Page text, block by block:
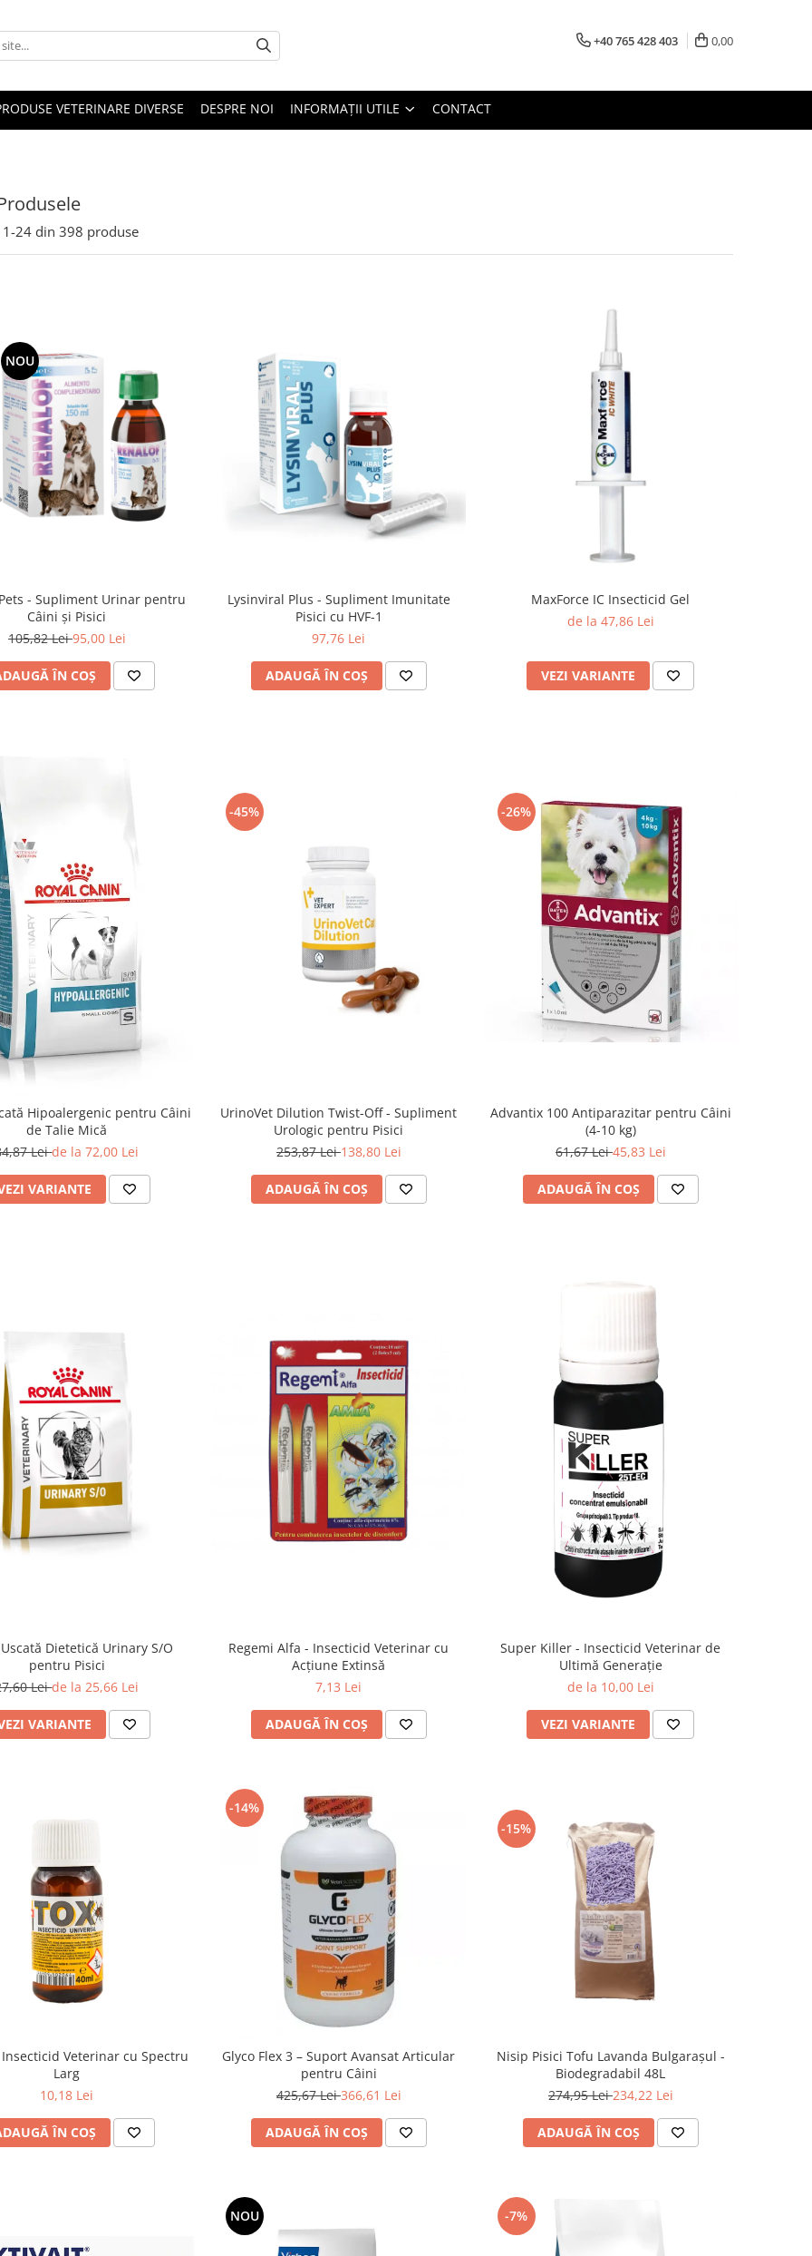
+40 765 428 403 0,00
VETERINARE DIVERSE DESPRE NOI INFORMAȚII UTILE CONTACT
1-24 din 398 produse
NOU
- Supliment Urinar pentru
Câini și Pisici
105,82 Lei95,00 Lei
ÎN COȘ
Lysinviral Plus - Supliment Imunitate
Pisici cu HVF-1
97,76 Lei
ADAUGĂ ÎN COȘ
MaxForce IC Insecticid Gel
de la 47,86 Lei
VEZI VARIANTE
Hipoalergenic pentru Câini
de Talie Mică
Leide la 72,00 Lei
VARIANTE
-45%
UrinoVet Dilution Twist-Off - Supliment
Urologic pentru Pisici
253,87 Lei138,80 Lei
ADAUGĂ ÎN COȘ
-26%
Advantix 100 Antiparazitar pentru Câini
(4-10 kg)
61,67 Lei45,83 Lei
ADAUGĂ ÎN COȘ
Dietetică Urinary S/O
pentru Pisici
Leide la 25,66 Lei
VARIANTE
Regemi Alfa - Insecticid Veterinar cu
Acțiune Extinsă
7,13 Lei
ADAUGĂ ÎN COȘ
Super Killer - Insecticid Veterinar de
Ultimă Generație
de la 10,00 Lei
VEZI VARIANTE
Veterinar cu Spectru
Larg
10,18 Lei
ÎN COȘ
-14%
Glyco Flex 3 – Suport Avansat Articular
pentru Câini
425,67 Lei366,61 Lei
ADAUGĂ ÎN COȘ
-15%
Nisip Pisici Tofu Lavanda Bulgarașul -
Biodegradabil 48L
274,95 Lei234,22 Lei
ADAUGĂ ÎN COȘ
NOU -7%